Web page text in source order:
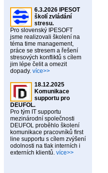
6.3.2026 IPESOT
školí zvládání
stresu.
Pro slovenský IPESOFT
jsme realizovali školení na
téma time management,
práce se stresem a řešení
stresových konfliktů s cílem
jim lépe čelit a omezit
dopady. více>>
18.12.2025
Komunikace
supportu pro
DEUFOL.
Pro tým IT supportu
mezinárodní společnosti
DEUFOL proběhlo školení
komunikace pracovníků first
line supportu s cílem zvýšení
odolnosti na tlak interních i
externích klientů. více>>